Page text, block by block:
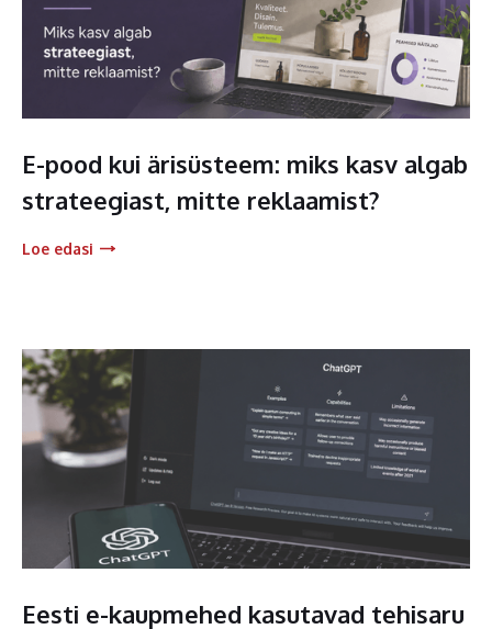
E-pood kui ärisüsteem: miks kasv algab
strateegiast, mitte reklaamist?
Loe edasi
Eesti e-kaupmehed kasutavad tehisaru